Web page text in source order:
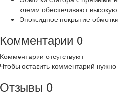
клемм обеспечивают
Эпоксидное покрытие
Комментарии 0
Комментарии отсутствуют
Чтобы оставить комментарий нужно
Отзывы 0